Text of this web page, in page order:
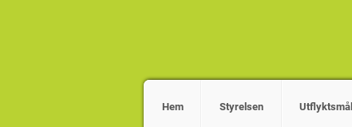
Hem Styrelsen Utflyktsmål